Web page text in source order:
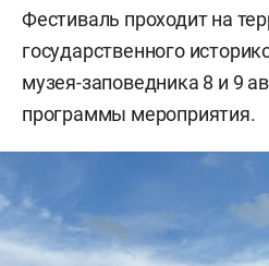
Фестиваль проходит на
государственного
музея-заповедника 8 и 9
программы мероприятия.